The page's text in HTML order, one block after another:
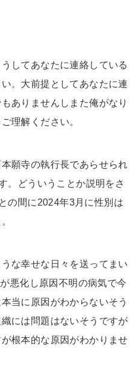
してあなたに連絡している
。大前提としてあなたに連
ありませんしまた俺がなり
理解ください。
願寺の執行長であらせられ
。どういうことか説明をさ
の間に2024年3月に性別は
な幸せな日々を送ってまい
悪化し原因不明の病気で今
当に原因がわからないそう
には問題はないそうですが
根本的な原因がわかりませ